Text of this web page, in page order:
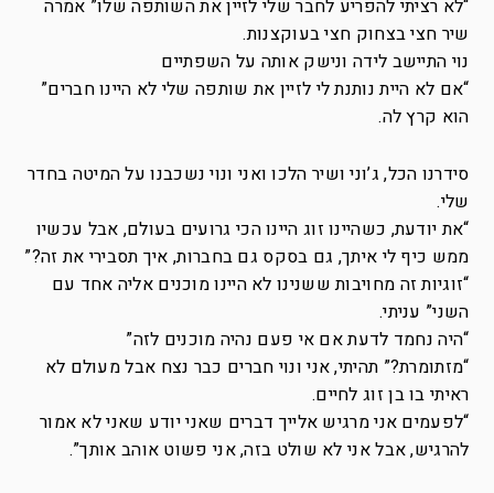
“לא רציתי להפריע לחבר שלי לזיין את השותפה שלו” אמרה
שיר חצי בצחוק חצי בעוקצנות.
נוי התיישב לידה ונישק אותה על השפתיים
“אם לא היית נותנת לי לזיין את שותפה שלי לא היינו חברים”
הוא קרץ לה.
סידרנו הכל, ג’וני ושיר הלכו ואני ונוי נשכבנו על המיטה בחדר
שלי.
“את יודעת, כשהיינו זוג היינו הכי גרועים בעולם, אבל עכשיו
ממש כיף לי איתך, גם בסקס גם בחברות, איך תסבירי את זה?”
“זוגיות זה מחויבות ששנינו לא היינו מוכנים אליה אחד עם
השני” עניתי.
“היה נחמד לדעת אם אי פעם נהיה מוכנים לזה”
“מזתומרת?” תהיתי, אני ונוי חברים כבר נצח אבל מעולם לא
ראיתי בו בן זוג לחיים.
“לפעמים אני מרגיש אלייך דברים שאני יודע שאני לא אמור
להרגיש, אבל אני לא שולט בזה, אני פשוט אוהב אותך”.